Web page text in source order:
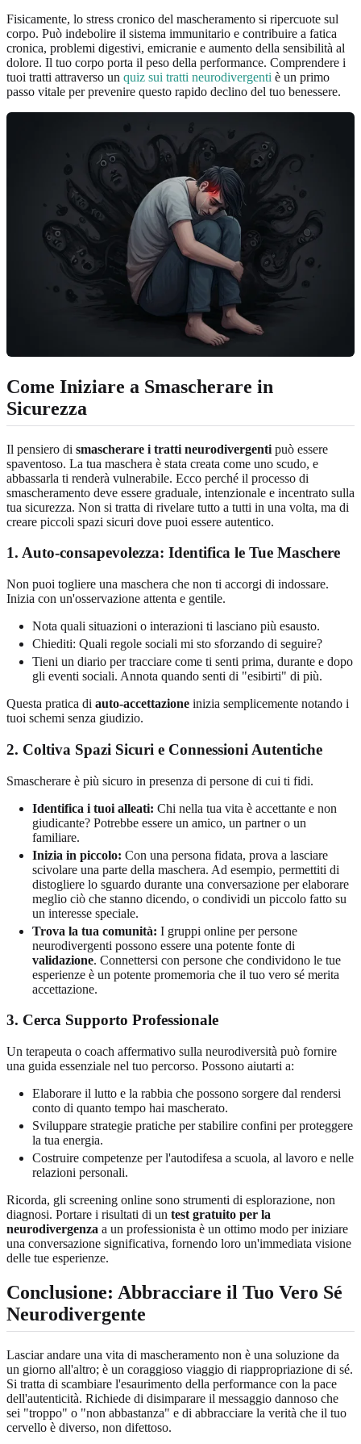
Fisicamente, lo stress cronico del mascheramento si ripercuote sul
corpo. Può indebolire il sistema immunitario e contribuire a fatica
cronica, problemi digestivi, emicranie e aumento della sensibilità al
dolore. Il tuo corpo porta il peso della performance. Comprendere i
tuoi tratti attraverso un quiz sui tratti neurodivergenti è un primo
passo vitale per prevenire questo rapido declino del tuo benessere.
Come Iniziare a Smascherare in
Sicurezza
Il pensiero di smascherare i tratti neurodivergenti può essere
spaventoso. La tua maschera è stata creata come uno scudo, e
abbassarla ti renderà vulnerabile. Ecco perché il processo di
smascheramento deve essere graduale, intenzionale e incentrato sulla
tua sicurezza. Non si tratta di rivelare tutto a tutti in una volta, ma di
creare piccoli spazi sicuri dove puoi essere autentico.
1. Auto-consapevolezza: Identifica le Tue Maschere
Non puoi togliere una maschera che non ti accorgi di indossare.
Inizia con un'osservazione attenta e gentile.
Nota quali situazioni o interazioni ti lasciano più esausto.
Chiediti: Quali regole sociali mi sto sforzando di seguire?
Tieni un diario per tracciare come ti senti prima, durante e dopo
gli eventi sociali. Annota quando senti di "esibirti" di più.
Questa pratica di auto-accettazione inizia semplicemente notando i
tuoi schemi senza giudizio.
2. Coltiva Spazi Sicuri e Connessioni Autentiche
Smascherare è più sicuro in presenza di persone di cui ti fidi.
Identifica i tuoi alleati: Chi nella tua vita è accettante e non
giudicante? Potrebbe essere un amico, un partner o un
familiare.
Inizia in piccolo: Con una persona fidata, prova a lasciare
scivolare una parte della maschera. Ad esempio, permettiti di
distogliere lo sguardo durante una conversazione per elaborare
meglio ciò che stanno dicendo, o condividi un piccolo fatto su
un interesse speciale.
Trova la tua comunità: I gruppi online per persone
neurodivergenti possono essere una potente fonte di
validazione. Connettersi con persone che condividono le tue
esperienze è un potente promemoria che il tuo vero sé merita
accettazione.
3. Cerca Supporto Professionale
Un terapeuta o coach affermativo sulla neurodiversità può fornire
una guida essenziale nel tuo percorso. Possono aiutarti a:
Elaborare il lutto e la rabbia che possono sorgere dal rendersi
conto di quanto tempo hai mascherato.
Sviluppare strategie pratiche per stabilire confini per proteggere
la tua energia.
Costruire competenze per l'autodifesa a scuola, al lavoro e nelle
relazioni personali.
Ricorda, gli screening online sono strumenti di esplorazione, non
diagnosi. Portare i risultati di un test gratuito per la
neurodivergenza a un professionista è un ottimo modo per iniziare
una conversazione significativa, fornendo loro un'immediata visione
delle tue esperienze.
Conclusione: Abbracciare il Tuo Vero Sé
Neurodivergente
Lasciar andare una vita di mascheramento non è una soluzione da
un giorno all'altro; è un coraggioso viaggio di riappropriazione di sé.
Si tratta di scambiare l'esaurimento della performance con la pace
dell'autenticità. Richiede di disimparare il messaggio dannoso che
sei "troppo" o "non abbastanza" e di abbracciare la verità che il tuo
cervello è diverso, non difettoso.